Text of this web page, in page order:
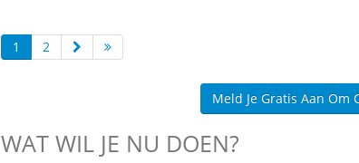
1 2
Meld Je Gratis Aan Om
WAT WIL JE NU DOEN?